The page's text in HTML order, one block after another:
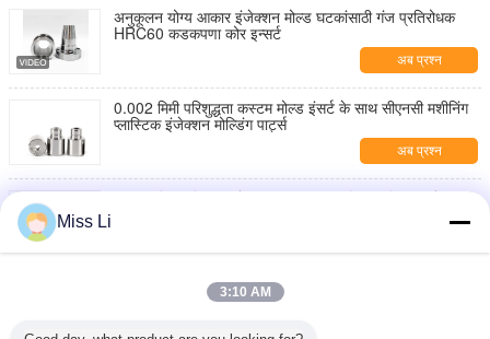
अनुकूलन योग्य आकार इंजेक्शन मोल्ड घटकांसाठी गंज प्रतिरोधक
HRC60 कडकपणा कोर इन्सर्ट
अब प्रश्न
0.002 मिमी परिशुद्धता कस्टम मोल्ड इंसर्ट के साथ सीएनसी मशीनिंग
प्लास्टिक इंजेक्शन मोल्डिंग पार्ट्स
अब प्रश्न
0.002 मिमी परिशुद्धता के साथ सीएनसी मशीनिंग प्लास्टिक इंजेक्शन
उच्च परिशुद्धता कस्टम सीएनसी मशीनिंग थ्रेडेड अनस्क्रूइंग कोर और
सीसा नट HRC58-64 कठोरता और DME/HASCO/MISUMI
Miss Li
3:10 AM